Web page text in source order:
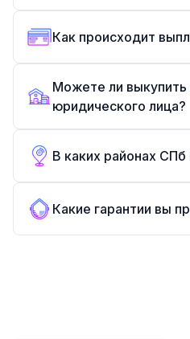
Как происходит
Можете ли выкупить
юридического лица?
В каких районах
Какие гарантии вы